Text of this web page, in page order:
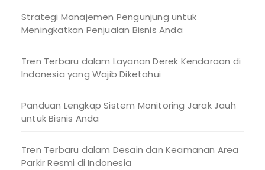
Strategi Manajemen Pengunjung untuk
Meningkatkan Penjualan Bisnis Anda
Tren Terbaru dalam Layanan Derek Kendaraan di
Indonesia yang Wajib Diketahui
Panduan Lengkap Sistem Monitoring Jarak Jauh
untuk Bisnis Anda
Tren Terbaru dalam Desain dan Keamanan Area
Parkir Resmi di Indonesia